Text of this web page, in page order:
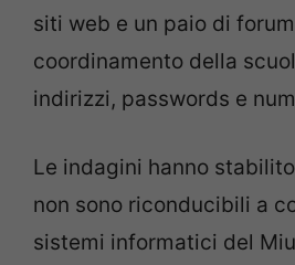
siti web e un paio di
coordinamento della
indirizzi, passwords e
Le indagini hanno
non sono riconducibili a
sistemi informatici del